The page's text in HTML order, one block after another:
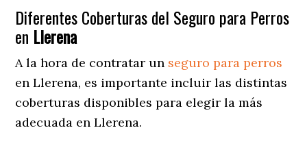
Diferentes Coberturas del Seguro para Perros
en Llerena
A la hora de contratar un seguro para perros
en Llerena, es importante incluir las distintas
coberturas disponibles para elegir la más
adecuada en Llerena.